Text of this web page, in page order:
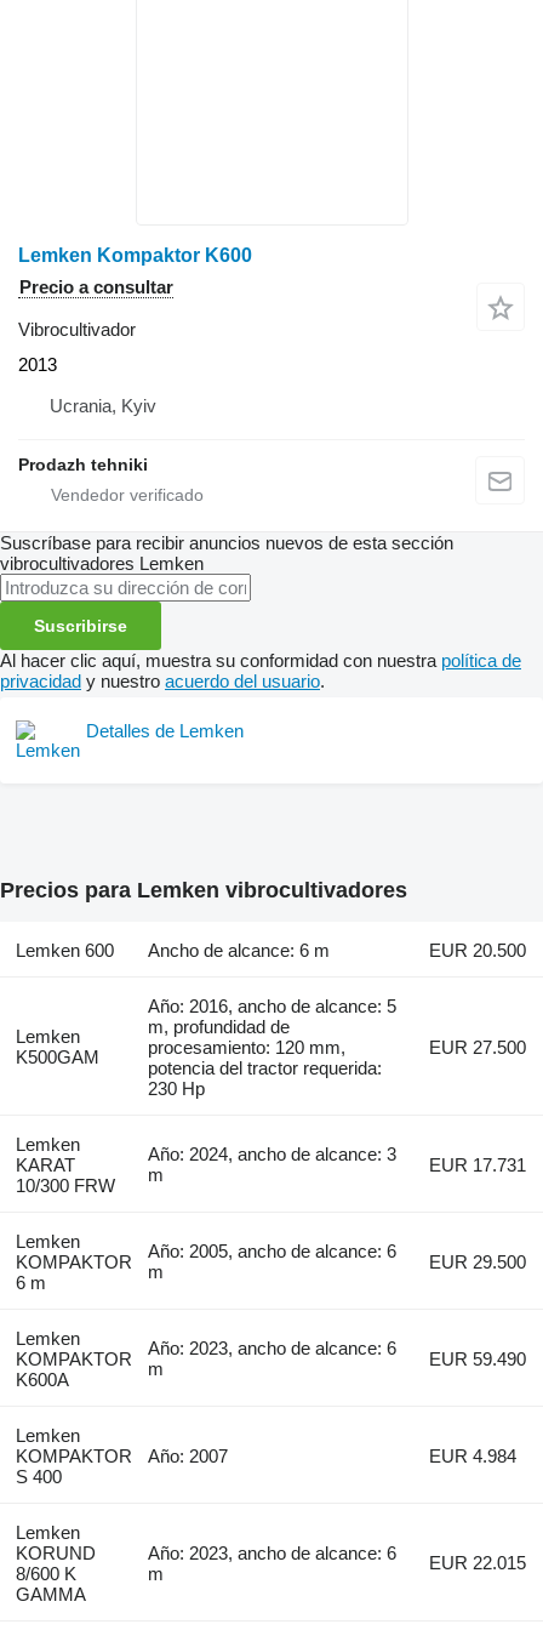
Lemken Kompaktor K600
Precio a consultar
Vibrocultivador
2013
Ucrania, Kyiv
Prodazh tehniki
Suscríbase para recibir anuncios nuevos de esta sección
vibrocultivadores Lemken
Suscribirse
Al hacer clic aquí, muestra su conformidad con nuestra política de
privacidad y nuestro acuerdo del usuario.
Detalles de Lemken
Precios para Lemken vibrocultivadores
Lemken 600 Ancho de alcance: 6 m EUR 20.500
Lemken
K500GAM
Año: 2016, ancho de alcance: 5
m, profundidad de
procesamiento: 120 mm,
potencia del tractor requerida:
230 Hp
EUR 27.500
Lemken
KARAT
10/300 FRW
Año: 2024, ancho de alcance: 3
m
EUR 17.731
Lemken
KOMPAKTOR
6 m
Año: 2005, ancho de alcance: 6
m
EUR 29.500
Lemken
KOMPAKTOR
K600A
Año: 2023, ancho de alcance: 6
m
EUR 59.490
Lemken
KOMPAKTOR
S 400
Año: 2007 EUR 4.984
Lemken
KORUND
8/600 K
GAMMA
Año: 2023, ancho de alcance: 6
m
EUR 22.015